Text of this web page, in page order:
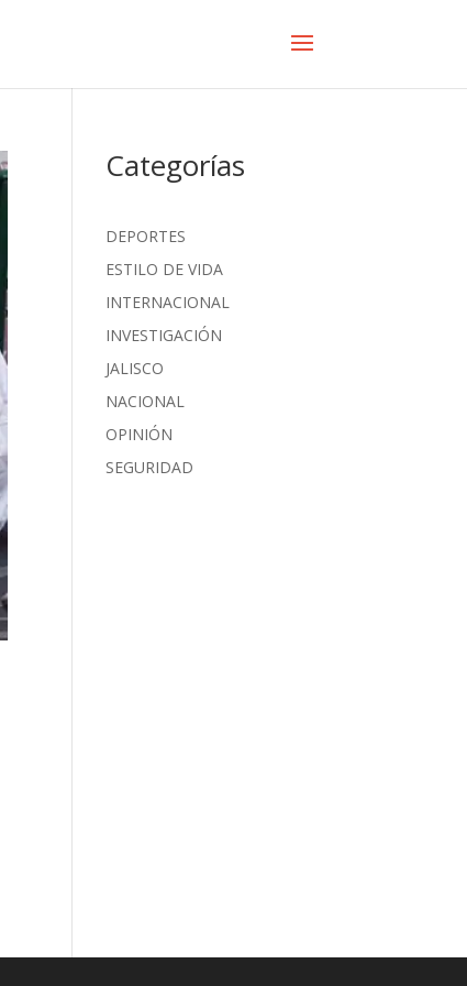
Categorías
DEPORTES
ESTILO DE VIDA
INTERNACIONAL
INVESTIGACIÓN
JALISCO
NACIONAL
OPINIÓN
SEGURIDAD